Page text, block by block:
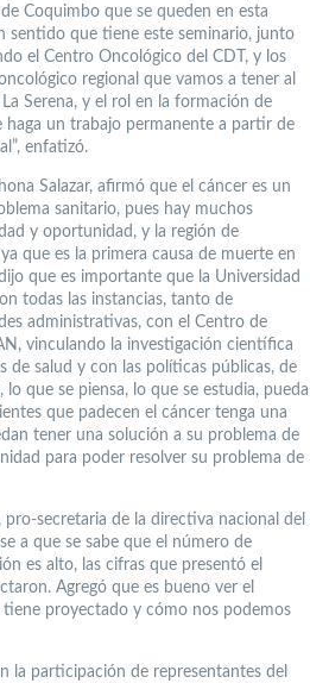
Coquimbo que se queden en esta
sentido que tiene este seminario, junto
el Centro Oncológico del CDT, y los
regional que vamos a tener al
Serena, y el rol en la formación de
haga un trabajo permanente a partir de
enfatizó.
Salazar, afirmó que el cáncer es un
sanitario, pues hay muchos
y oportunidad, y la región de
que es la primera causa de muerte en
que es importante que la Universidad
todas las instancias, tanto de
administrativas, con el Centro de
vinculando la investigación científica
de salud y con las políticas públicas, de
que se piensa, lo que se estudia, pueda
que padecen el cáncer tenga una
tener una solución a su problema de
para poder resolver su problema de
secretaria de la directiva nacional del
a que se sabe que el número de
es alto, las cifras que presentó el
Agregó que es bueno ver el
proyectado y cómo nos podemos
la participación de representantes del